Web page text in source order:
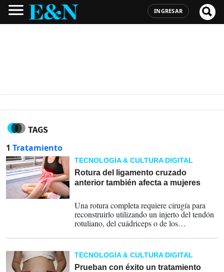
INGRESAR
TAGS
1 Tratamiento
TECNOLOGÍA & CULTURA DIGITAL
Rotura del ligamento cruzado
anterior también afecta a mujeres
Una rotura completa requiere cirugía para
reconstruirlo utilizando un injerto del tendón
rotuliano, del cuádriceps o de los
TECNOLOGÍA & CULTURA DIGITAL
Prueban con éxito un tratamiento